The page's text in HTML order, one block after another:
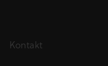
Kontakt